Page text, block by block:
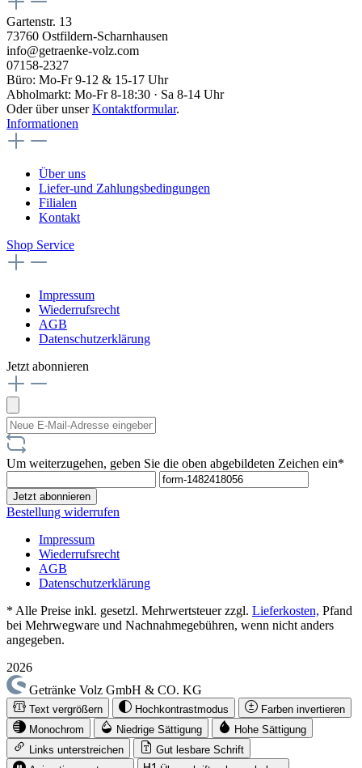
Gartenstr. 13
73760 Ostfildern-Scharnhausen
info@getraenke-volz.com
07158-2327
Büro: Mo-Fr 9-12 & 15-17 Uhr
Abholmarkt: Mo-Fr 8-18:30 · Sa 8-14 Uhr
Oder über unserKontaktformular.
Informationen
Über uns
Liefer-und Zahlungsbedingungen
Filialen
Kontakt
Shop Service
Impressum
Wiederrufsrecht
AGB
Datenschutzerklärung
Jetzt abonnieren
Um weiterzugehen, geben Sie die oben abgebildeten Zeichen ein*
Jetzt abonnieren
Bestellung widerrufen
Impressum
Wiederrufsrecht
AGB
Datenschutzerklärung
* Alle Preise inkl. gesetzl. Mehrwertsteuer zzgl. Lieferkosten, Pfand
bei Mehrwegware und Nachnahmegebühren, wenn nicht anders
angegeben.
2026
Getränke Volz GmbH & CO. KG
Text vergrößern Hochkontrastmodus
Farben invertieren
Monochrom
Niedrige Sättigung
Hohe Sättigung
Links unterstreichen
Gut lesbare Schrift